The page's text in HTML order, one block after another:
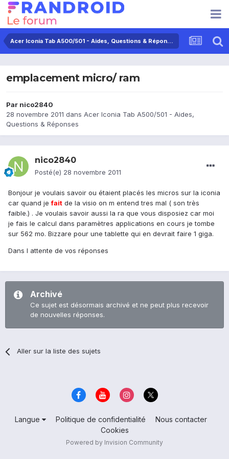
Acer Iconia Tab A500/501 - Aides, Questions & Réponses
emplacement micro/ ram
Par nico2840
28 novembre 2011 dans Acer Iconia Tab A500/501 - Aides,
Questions & Réponses
nico2840
Posté(e) 28 novembre 2011
Bonjour je voulais savoir ou étaient placés les micros sur la iconia
car quand jefait de la visio on m entend tres mal ( son très
faible.) . Je voulais savoir aussi la ra que vous disposiez car moi
je fais le calcul dans paramètres applications en cours je tombe
sur 562 mo. Bizzare pour une tablette qui en devrait faire 1 giga.
Dans l attente de vos réponses
Archivé
Ce sujet est désormais archivé et ne peut plus recevoir
de nouvelles réponses.
Aller sur la liste des sujets
Langue Politique de confidentialité
Nous contacter
Cookies
Powered by Invision Community